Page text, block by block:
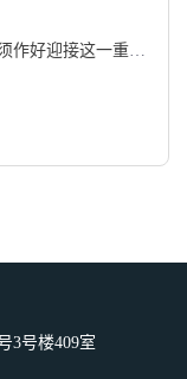
3号楼409室